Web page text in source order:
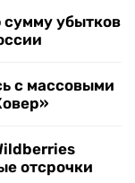
убытков
с массовыми
отсрочки